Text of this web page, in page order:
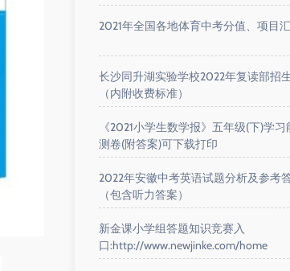
2021年全国各地体育中考分值、项目
长沙同升湖实验学校2022年复读部招
（内附收费标准）
《2021小学生数学报》五年级(下)学习
测卷(附答案)可下载打印
2022年安徽中考英语试题分析及参考
（包含听力答案）
新金课小学组答题知识竞赛入
口:http://www.newjinke.com/home